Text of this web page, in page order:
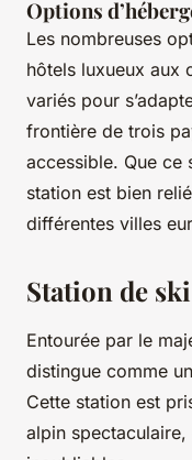
Options
Les nombreuses
hôtels luxueux aux
variés pour
frontière de trois
accessible. Que ce
station est bien
différentes villes
Station de
Entourée par le
distingue comme
Cette station est
alpin